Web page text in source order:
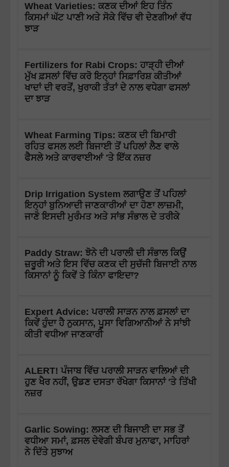
Wheat Varieties: ਕਣਕ ਦੀਆਂ ਇਹ ਤਿੰਨ
ਕਿਸਮਾਂ ਘੱਟ ਪਾਣੀ ਅਤੇ ਸੋਕੇ ਵਿੱਚ ਵੀ ਦੇਣਗੀਆਂ ਵੱਧ
ਝਾੜ
Fertilizers for Rabi Crops: ਹਾੜ੍ਹੀ ਦੀਆਂ
ਮੁੱਖ ਫ਼ਸਲਾਂ ਵਿੱਚ ਕਰੋ ਇਨ੍ਹਾਂ ਸਿਫ਼ਾਰਿਸ਼ ਕੀਤੀਆਂ
ਖਾਦਾਂ ਦੀ ਵਰਤੋਂ, ਖੁਰਾਕੀ ਤੱਤਾਂ ਦੇ ਨਾਲ ਵਧੇਗਾ ਫਸਲਾਂ
ਦਾ ਝਾੜ
Wheat Farming Tips: ਕਣਕ ਦੀ ਬਿਮਾਰੀ
ਰਹਿਤ ਫਸਲ ਲਈ ਬਿਜਾਈ ਤੋਂ ਪਹਿਲਾਂ ਲੈਣ ਵਾਲੇ
ਫੈਸਲੇ ਅਤੇ ਕਾਰਵਾਈਆਂ 'ਤੇ ਇੱਕ ਨਜ਼ਰ
Drip Irrigation System ਲਗਾਉਣ ਤੋਂ ਪਹਿਲਾਂ
ਇਨ੍ਹਾਂ ਬੁਨਿਆਦੀ ਜਾਣਕਾਰੀਆਂ ਦਾ ਹੋਣਾ ਲਾਜ਼ਮੀ,
ਜਾਣੋ ਇਸਦੀ ਮੁਰੰਮਤ ਅਤੇ ਸਾਂਭ ਸੰਭਾਲ ਦੇ ਤਰੀਕੇ
Paddy Straw: ਝੋਨੇ ਦੀ ਪਰਾਲੀ ਦੀ ਸੰਭਾਲ ਕਿਉਂ
ਜ਼ਰੂਰੀ ਅਤੇ ਇਸ ਵਿੱਚ ਕਣਕ ਦੀ ਸੁਚੱਜੀ ਬਿਜਾਈ ਨਾਲ
ਕਿਸਾਨਾਂ ਨੂੰ ਕਿਵੇਂ ਤੇ ਕਿੰਨਾ ਫਾਇਦਾ?
Expert Advice: ਪਰਾਲੀ ਸਾੜਨ ਨਾਲ ਫ਼ਸਲਾਂ ਦਾ
ਕਿਵੇਂ ਹੁੰਦਾ ਹੈ ਨੁਕਸਾਨ, ਪੂਸਾ ਵਿਗਿਆਨੀਆਂ ਨੇ ਸਾਂਝੀ
ਕੀਤੀ ਵਧੀਆ ਜਾਣਕਾਰੀ
ALERT! ਪੰਜਾਬ ਵਿੱਚ ਪਰਾਲੀ ਸਾੜਨ ਵਾਲਿਆਂ ਦੀ
ਹੁਣ ਖੈਰ ਨਹੀਂ, ਉਡਣ ਦਸਤਾ ਰੱਖੇਗਾ ਕਿਸਾਨਾਂ 'ਤੇ ਤਿੱਖੀ
ਨਜ਼ਰ
Garlic Sowing: ਲਸਣ ਦੀ ਬਿਜਾਈ ਦਾ ਸਭ ਤੋਂ
ਵਧੀਆ ਸਮਾਂ, ਫ਼ਸਲ ਦੇਵੇਗੀ ਬੰਪਰ ਮੁਨਾਫਾ, ਮਾਹਿਰਾਂ
ਨੇ ਦਿੱਤੇ ਸੁਝਾਅ